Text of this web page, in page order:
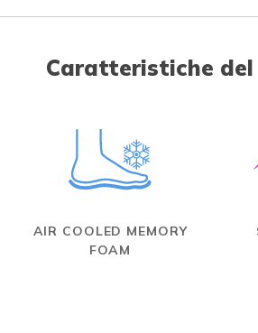
Caratteristiche
AIR COOLED MEMORY
FOAM